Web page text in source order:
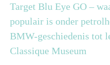
Target Blu Eye GO –
populair is onder
BMW-geschiedenis tot
Classique Museum